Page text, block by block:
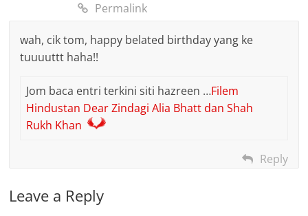
Permalink
wah, cik tom, happy belated birthday yang ke
tuuuuttt haha!!
Jom baca entri terkini siti hazreen …Filem
Hindustan Dear Zindagi Alia Bhatt dan Shah
Rukh Khan
Reply
Leave a Reply